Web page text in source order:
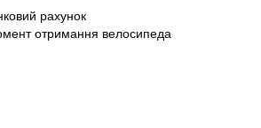
рахунок
отримання велосипеда